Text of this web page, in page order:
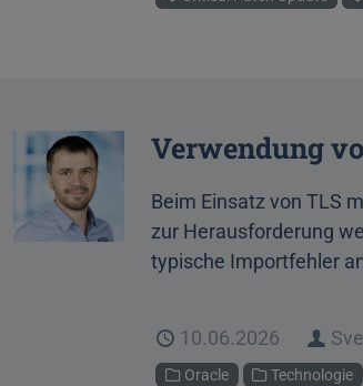
Verwendung
Beim Einsatz von TLS
zur Herausforderung
typische Importfehler
Veröffentlicht
10.06.2026
Kategorien
Oracle Technologie